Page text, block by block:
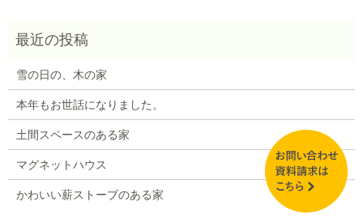
雪の日の、木の家
本年もお世話になりました。
土間スペースのある家
マグネットハウス
かわいい薪ストーブのある家